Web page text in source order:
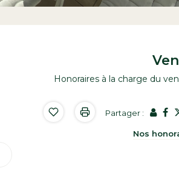
Honoraires à la charge du
Partager :
Nos